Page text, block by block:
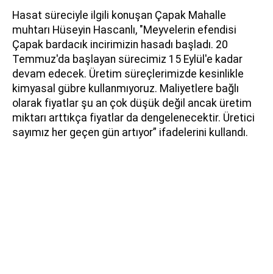
Hasat süreciyle ilgili konuşan Çapak Mahalle
muhtarı Hüseyin Hascanlı, "Meyvelerin efendisi
Çapak bardacık incirimizin hasadı başladı. 20
Temmuz'da başlayan sürecimiz 15 Eylül'e kadar
devam edecek. Üretim süreçlerimizde kesinlikle
kimyasal gübre kullanmıyoruz. Maliyetlere bağlı
olarak fiyatlar şu an çok düşük değil ancak üretim
miktarı arttıkça fiyatlar da dengelenecektir. Üretici
sayımız her geçen gün artıyor” ifadelerini kullandı.